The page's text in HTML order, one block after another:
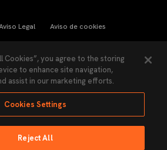
Legal Aviso de cookies
Política de Privacidad
Accesibilidad
Cookies”, you agree to the storing
to enhance site navigation,
assist in our marketing efforts.
Cookies Settings
Reject All